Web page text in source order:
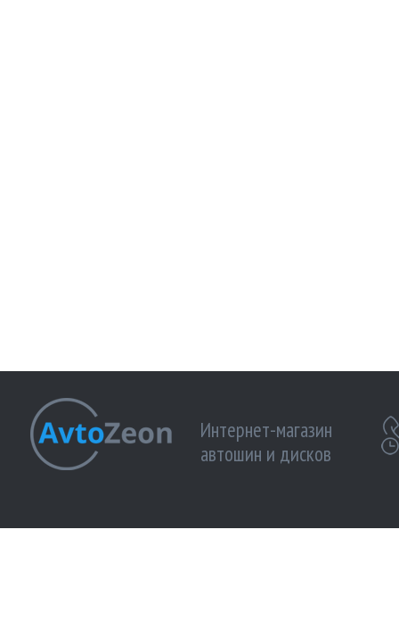
Интернет-магазин
автошин и дисков